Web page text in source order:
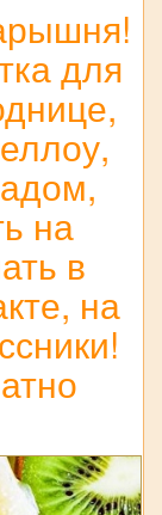
для
на
в
на